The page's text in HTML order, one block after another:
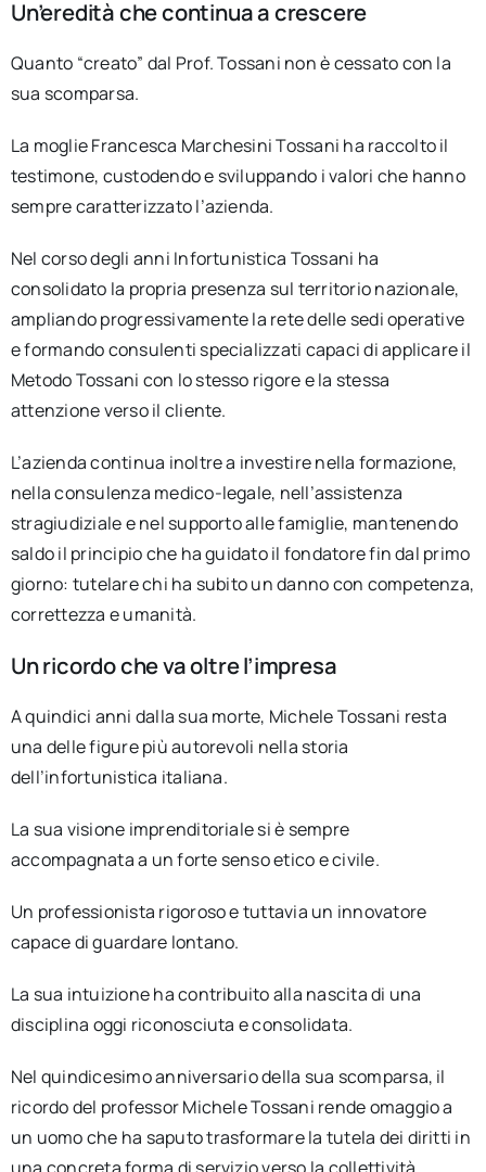
Un’eredità che continua a crescere
Quanto “creato” dal Prof. Tossani non è cessato con la
sua scomparsa.
La moglie Francesca Marchesini Tossani ha raccolto il
testimone, custodendo e sviluppando i valori che hanno
sempre caratterizzato l’azienda.
Nel corso degli anni Infortunistica Tossani ha
consolidato la propria presenza sul territorio nazionale,
ampliando progressivamente la rete delle sedi operative
e formando consulenti specializzati capaci di applicare il
Metodo Tossani con lo stesso rigore e la stessa
attenzione verso il cliente.
L’azienda continua inoltre a investire nella formazione,
nella consulenza medico-legale, nell’assistenza
stragiudiziale e nel supporto alle famiglie, mantenendo
saldo il principio che ha guidato il fondatore fin dal primo
giorno: tutelare chi ha subito un danno con competenza,
correttezza e umanità.
Un ricordo che va oltre l’impresa
A quindici anni dalla sua morte, Michele Tossani resta
una delle figure più autorevoli nella storia
dell’infortunistica italiana.
La sua visione imprenditoriale si è sempre
accompagnata a un forte senso etico e civile.
Un professionista rigoroso e tuttavia un innovatore
capace di guardare lontano.
La sua intuizione ha contribuito alla nascita di una
disciplina oggi riconosciuta e consolidata.
Nel quindicesimo anniversario della sua scomparsa, il
ricordo del professor Michele Tossani rende omaggio a
un uomo che ha saputo trasformare la tutela dei diritti in